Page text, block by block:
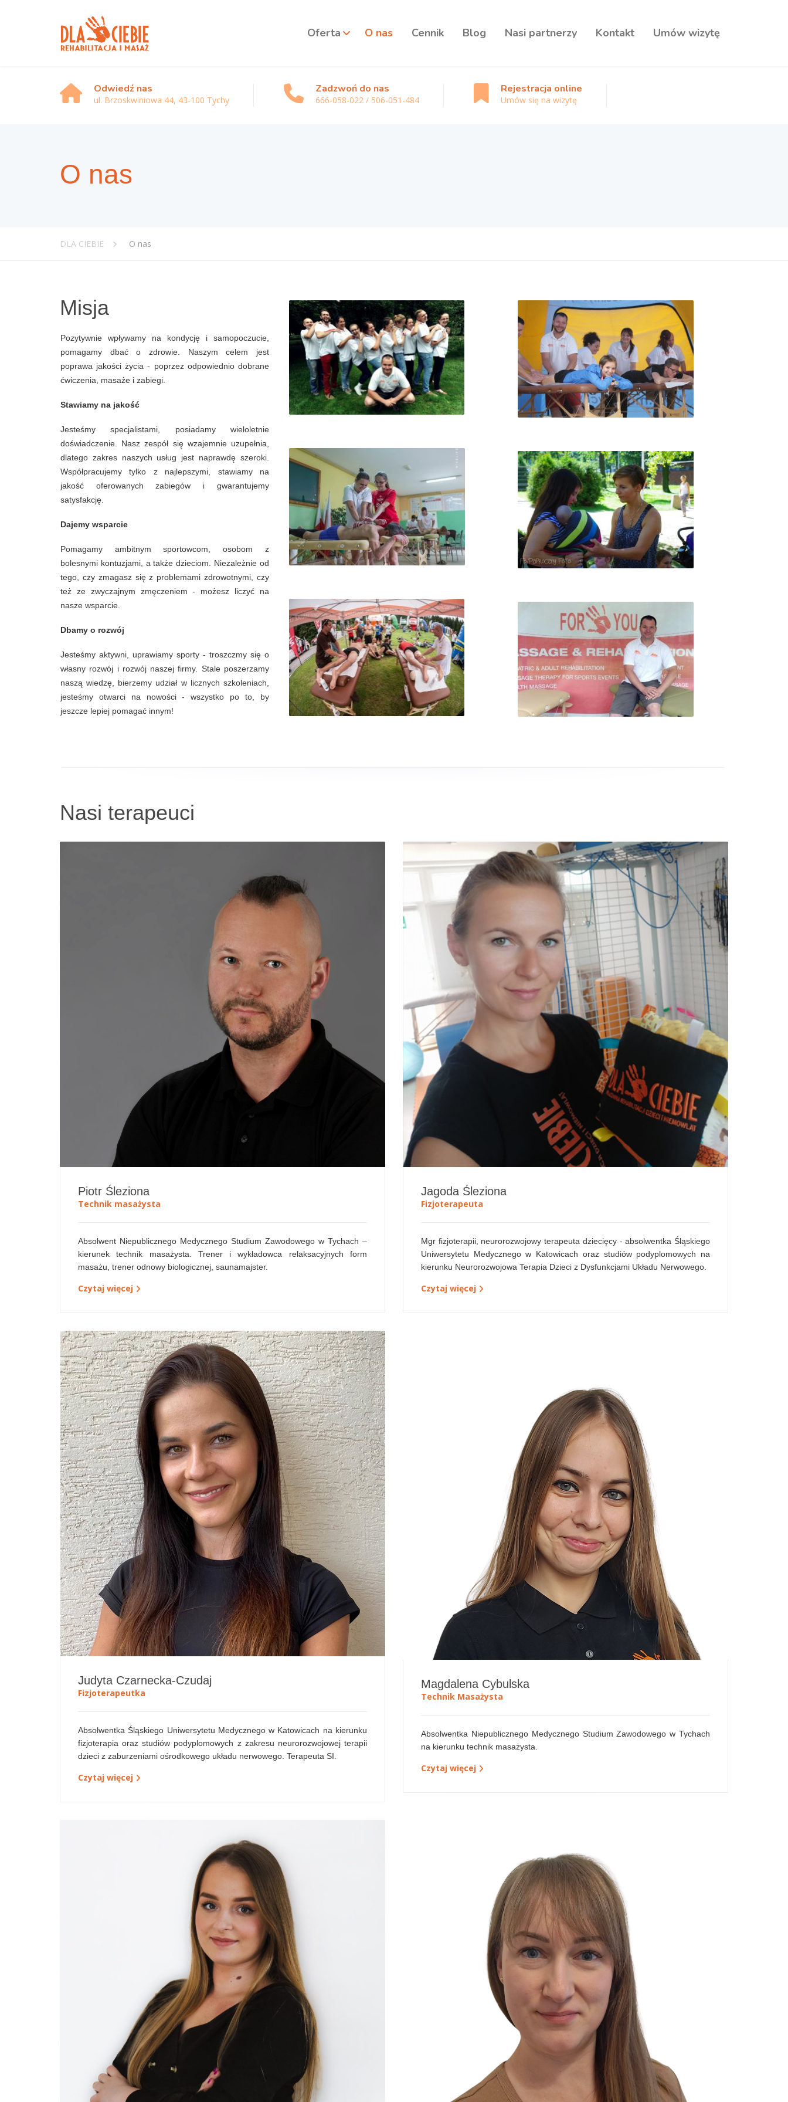
Oferta O nas Cennik Blog Nasi partnerzy Kontakt Umów wizytę
Odwiedź nas
ul. Brzoskwiniowa 44, 43-100 Tychy
Zadzwoń do nas
666-058-022 / 506-051-484
Rejestracja online
Umów się na wizytę
O nas
DLA CIEBIE O nas
Misja
Pozytywnie wpływamy na kondycję i samopoczucie,
pomagamy dbać o zdrowie. Naszym celem jest
poprawa jakości życia - poprzez odpowiednio dobrane
ćwiczenia, masaże i zabiegi.
Stawiamy na jakość
Jesteśmy specjalistami, posiadamy wieloletnie
doświadczenie. Nasz zespół się wzajemnie uzupełnia,
dlatego zakres naszych usług jest naprawdę szeroki.
Współpracujemy tylko z najlepszymi, stawiamy na
jakość oferowanych zabiegów i gwarantujemy
satysfakcję.
Dajemy wsparcie
Pomagamy ambitnym sportowcom, osobom z
bolesnymi kontuzjami, a także dzieciom. Niezależnie od
tego, czy zmagasz się z problemami zdrowotnymi, czy
też ze zwyczajnym zmęczeniem - możesz liczyć na
nasze wsparcie.
Dbamy o rozwój
Jesteśmy aktywni, uprawiamy sporty - troszczmy się o
własny rozwój i rozwój naszej firmy. Stale poszerzamy
naszą wiedzę, bierzemy udział w licznych szkoleniach,
jesteśmy otwarci na nowości - wszystko po to, by
jeszcze lepiej pomagać innym!
Nasi terapeuci
Piotr Śleziona
Technik masażysta
Absolwent Niepublicznego Medycznego Studium Zawodowego w Tychach –
kierunek technik masażysta. Trener i wykładowca relaksacyjnych form
masażu, trener odnowy biologicznej, saunamajster.
Czytaj więcej
Judyta Czarnecka-Czudaj
Fizjoterapeutka
Absolwentka Śląskiego Uniwersytetu Medycznego w Katowicach na kierunku
fizjoterapia oraz studiów podyplomowych z zakresu neurorozwojowej terapii
dzieci z zaburzeniami ośrodkowego układu nerwowego. Terapeuta SI.
Czytaj więcej
Jagoda Śleziona
Fizjoterapeuta
Mgr fizjoterapii, neurorozwojowy terapeuta dziecięcy - absolwentka Śląskiego
Uniwersytetu Medycznego w Katowicach oraz studiów podyplomowych na
kierunku Neurorozwojowa Terapia Dzieci z Dysfunkcjami Układu Nerwowego.
Czytaj więcej
Magdalena Cybulska
Technik Masażysta
Absolwentka Niepublicznego Medycznego Studium Zawodowego w Tychach
na kierunku technik masażysta.
Czytaj więcej